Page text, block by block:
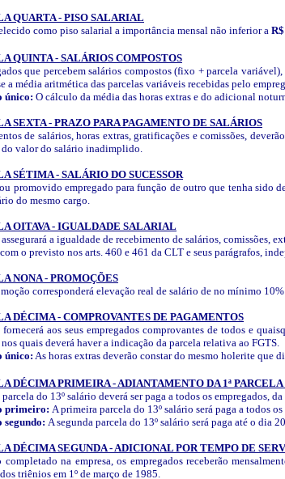
QUARTA - PISO SALARIAL
como piso salarial a importância mensal não inferior a
QUINTA - SALÁRIOS COMPOSTOS
que percebem salários compostos (fixo + parcela
a média aritmética das parcelas variáveis recebidas pelo
único: O cálculo da média das horas extras e do adicional
SEXTA - PRAZO PARA PAGAMENTO DE SALÁRIOS
de salários, horas extras, gratificações e comissões,
do valor do salário inadimplido.
SÉTIMA - SALÁRIO DO SUCESSOR
promovido empregado para função de outro que tenha sido
do mesmo cargo.
OITAVA - IGUALDADE SALARIAL
assegurará a igualdade de recebimento de salários, comissões,
o previsto nos arts. 460 e 461 da CLT e seus parágrafos,
NONA - PROMOÇÕES
corresponderá elevação real de salário de no mínimo
DÉCIMA - COMPROVANTES DE PAGAMENTOS
fornecerá aos seus empregados comprovantes de todos e
quais deverá haver a indicação da parcela relativa ao FGTS.
único: As horas extras deverão constar do mesmo holerite que
DÉCIMA PRIMEIRA - ADIANTAMENTO DA 1ª PARCELA
do 13º salário deverá ser paga a todos os empregados,
primeiro: A primeira parcela do 13º salário será paga a todos
A segunda parcela do 13º salário será paga até o dia
DÉCIMA SEGUNDA - ADICIONAL POR TEMPO DE
completado na empresa, os empregados receberão
triênios em 1º de março de 1985.